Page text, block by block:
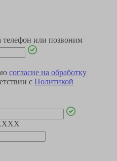
или позвоним
согласие на обработку
с Политикой